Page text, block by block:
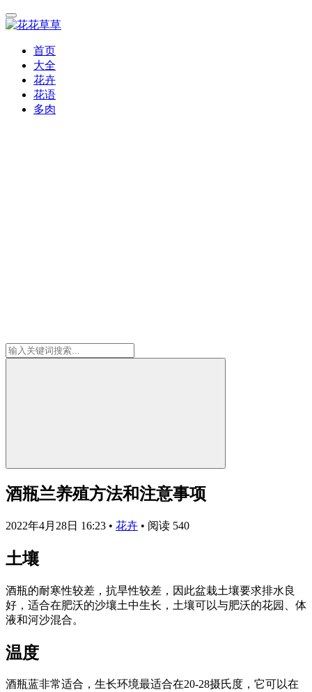
首页
大全
花卉
花语
多肉
酒瓶兰养殖方法和注意事项
2022年4月28日 16:23 • 花卉 • 阅读 540
土壤
酒瓶的耐寒性较差，抗旱性较差，因此盆栽土壤要求排水良
好，适合在肥沃的沙壤土中生长，土壤可以与肥沃的花园、体
液和河沙混合。
温度
酒瓶蓝非常适合，生长环境最适合在20-28摄氏度，它可以在